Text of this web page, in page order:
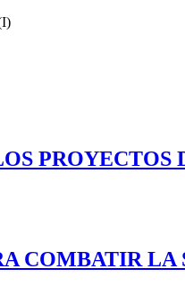
PROYECTOS
COMBATIR LA